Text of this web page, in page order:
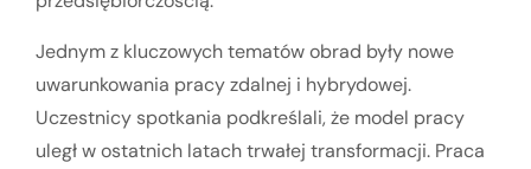
Jednym z kluczowych tematów obrad były nowe
uwarunkowania pracy zdalnej i hybrydowej.
Uczestnicy spotkania podkreślali, że model pracy
uległ w ostatnich latach trwałej transformacji. Praca